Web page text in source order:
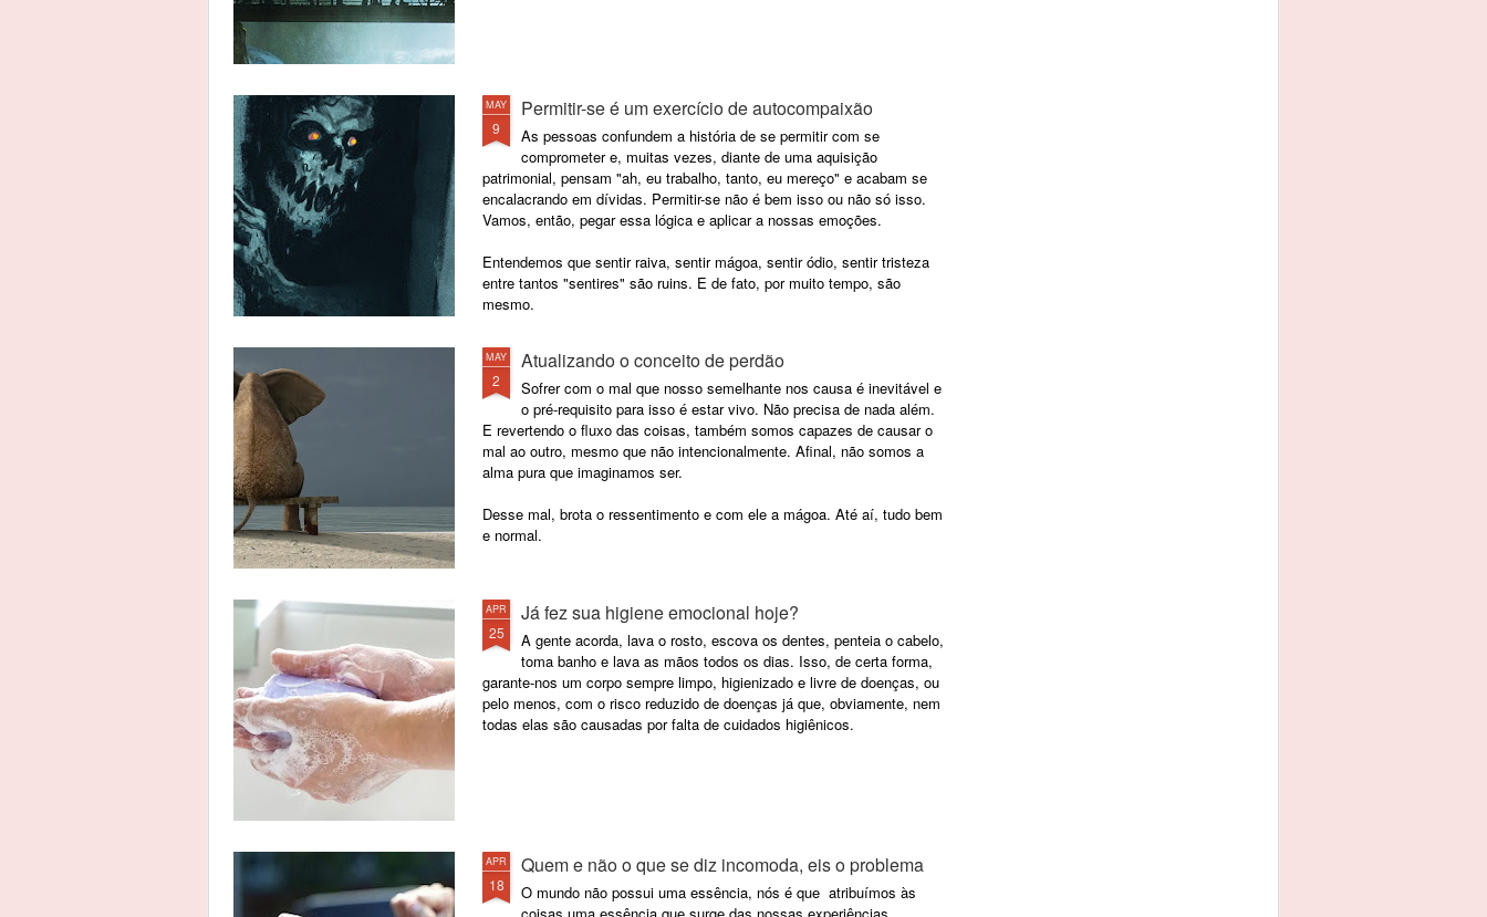
MAY
9
Permitir-se é um exercício de autocompaixão
As pessoas confundem a história de se permitir com se
comprometer e, muitas vezes, diante de uma aquisição
patrimonial, pensam "ah, eu trabalho, tanto, eu mereço" e acabam se
encalacrando em dívidas. Permitir-se não é bem isso ou não só isso.
Vamos, então, pegar essa lógica e aplicar a nossas emoções.
Entendemos que sentir raiva, sentir mágoa, sentir ódio, sentir tristeza
entre tantos "sentires" são ruins. E de fato, por muito tempo, são
mesmo.
MAY
2
Atualizando o conceito de perdão
Sofrer com o mal que nosso semelhante nos causa é inevitável e
o pré-requisito para isso é estar vivo. Não precisa de nada além.
E revertendo o fluxo das coisas, também somos capazes de causar o
mal ao outro, mesmo que não intencionalmente. Afinal, não somos a
alma pura que imaginamos ser.
Desse mal, brota o ressentimento e com ele a mágoa. Até aí, tudo bem
e normal.
APR
25
Já fez sua higiene emocional hoje?
A gente acorda, lava o rosto, escova os dentes, penteia o cabelo,
toma banho e lava as mãos todos os dias. Isso, de certa forma,
garante-nos um corpo sempre limpo, higienizado e livre de doenças, ou
pelo menos, com o risco reduzido de doenças já que, obviamente, nem
todas elas são causadas por falta de cuidados higiênicos.
APR
18
Quem e não o que se diz incomoda, eis o problema
O mundo não possui uma essência, nós é que atribuímos às